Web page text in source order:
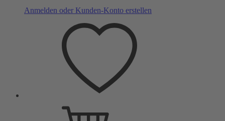
Anmelden oder Kunden-Konto erstellen